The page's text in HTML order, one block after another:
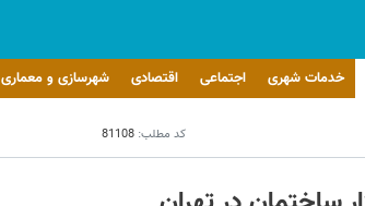
خدمات شهری اجتماعی اقتصادی شهرسازی و معماری
کد مطلب: 81108